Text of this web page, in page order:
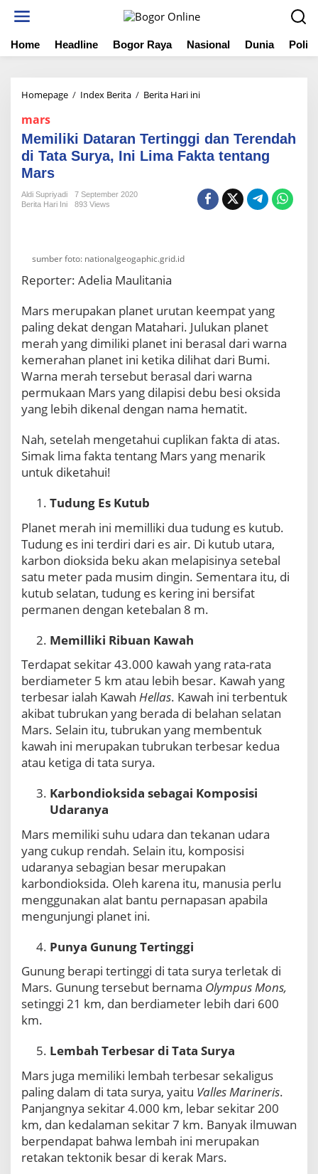
t
Home Headline Bogor Raya Nasional Dunia
Homepage / Index Berita / Berita Hari ini
i
i
D
e
r
i
n
g
g
i
n
T
d
a
d
i
T
a
u
r
y
a
,
I
n
m
a
k
t
a
t
e
g
M
a
mars
Memiliki Dataran Tertinggi dan Terendah
di Tata Surya, Ini Lima Fakta tentang
Mars
Aldi Supriyadi
7 September 2020
Berita Hari Ini
893 Views
sumber foto: nationalgeogaphic.grid.id
Reporter: Adelia Maulitania
Mars merupakan planet urutan keempat yang
paling dekat dengan Matahari. Julukan planet
merah yang dimiliki planet ini berasal dari warna
kemerahan planet ini ketika dilihat dari Bumi.
Warna merah tersebut berasal dari warna
permukaan Mars yang dilapisi debu besi oksida
yang lebih dikenal dengan nama hematit.
Nah, setelah mengetahui cuplikan fakta di atas.
Simak lima fakta tentang Mars yang menarik
untuk diketahui!
Tudung Es Kutub
Planet merah ini memilliki dua tudung es kutub.
Tudung es ini terdiri dari es air. Di kutub utara,
karbon dioksida beku akan melapisinya setebal
satu meter pada musim dingin. Sementara itu, di
kutub selatan, tudung es kering ini bersifat
permanen dengan ketebalan 8 m.
Memilliki Ribuan Kawah
Terdapat sekitar 43.000 kawah yang rata-rata
berdiameter 5 km atau lebih besar. Kawah yang
terbesar ialah Kawah Hellas. Kawah ini terbentuk
akibat tubrukan yang berada di belahan selatan
Mars. Selain itu, tubrukan yang membentuk
kawah ini merupakan tubrukan terbesar kedua
atau ketiga di tata surya.
Karbondioksida sebagai Komposisi
Udaranya
Mars memiliki suhu udara dan tekanan udara
yang cukup rendah. Selain itu, komposisi
udaranya sebagian besar merupakan
karbondioksida. Oleh karena itu, manusia perlu
menggunakan alat bantu pernapasan apabila
mengunjungi planet ini.
Punya Gunung Tertinggi
Gunung berapi tertinggi di tata surya terletak di
Mars. Gunung tersebut bernama Olympus Mons,
setinggi 21 km, dan berdiameter lebih dari 600
km.
Lembah Terbesar di Tata Surya
Mars juga memiliki lembah terbesar sekaligus
paling dalam di tata surya, yaitu Valles Marineris.
Panjangnya sekitar 4.000 km, lebar sekitar 200
km, dan kedalaman sekitar 7 km. Banyak ilmuwan
berpendapat bahwa lembah ini merupakan
retakan tektonik besar di kerak Mars.